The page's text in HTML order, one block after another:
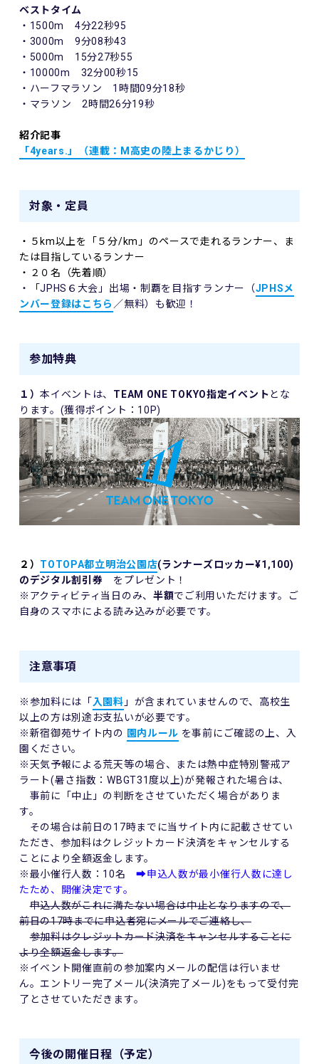
ベストタイム
・1500m 4分22秒95
・3000m 9分08秒43
・5000m 15分27秒55
・10000m 32分00秒15
・ハーフマラソン 1時間09分18秒
・マラソン 2時間26分19秒
紹介記事
「4years.」（連載：M高史の陸上まるかじり）
対象・定員
・５km以上を「５分/km」のペースで走れるランナー、ま
たは目指しているランナー
・２０名（先着順）
・「JPHS６大会」出場・制覇を目指すランナー（JPHSメ
ンバー登録はこちら ／無料）も歓迎！
参加特典
１）本イベントは、 TEAM ONE TOKYO指定イベントとな
ります。(獲得ポイント：10P)
２） TOTOPA都立明治公園店(ランナーズロッカー¥1,100)
のデジタル割引券 をプレゼント！
※アクティビティ当日のみ、 半額でご利用いただけます。ご
自身のスマホによる読み込みが必要です。
注意事項
※参加料には「入園料 」が含まれていませんので、高校生
以上の方は別途お支払いが必要です。
※新宿御苑サイト内の 園内ルール を事前にご確認の上、入
園ください。
※天気予報による荒天等の場合、または熱中症特別警戒ア
ラート(暑さ指数：WBGT31度以上)が発報された場合は、
事前に「中止」の判断をさせていただく場合がありま
す。
その場合は前日の17時までに当サイト内に記載させてい
ただき、参加料はクレジットカード決済をキャンセルする
ことにより全額返金します。
※最小催行人数：10名➡申込人数が最小催行人数に達し
たため、開催決定です。
申込人数がこれに満たない場合は中止となりますので、
前日の17時までに申込者宛にメールでご連絡し、
参加料はクレジットカード決済をキャンセルすることに
より全額返金します。
※イベント開催直前の参加案内メールの配信は行いませ
ん。エントリー完了メール(決済完了メール)をもって受付完
了とさせていただきます。
今後の開催日程（予定）